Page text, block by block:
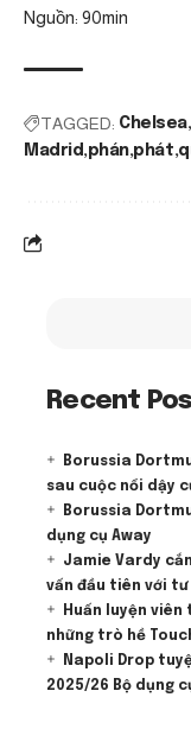
Nguồn: 90min
TAGGED: Chelsea
Madrid phán phát
Recent
Borussia
sau cuộc nổi dậy
Borussia
dụng cụ Away
Jamie Vardy
vấn đầu tiên với
Huấn luyện viên
những trò hề
Napoli Drop
2025/26 Bộ dụng